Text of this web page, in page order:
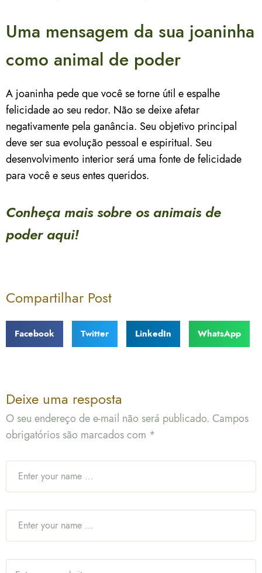
Uma mensagem da sua joaninha
como animal de poder
A joaninha pede que você se torne útil e espalhe
felicidade ao seu redor. Não se deixe afetar
negativamente pela ganância. Seu objetivo principal
deve ser sua evolução pessoal e espiritual. Seu
desenvolvimento interior será uma fonte de felicidade
para você e seus entes queridos.
Conheça mais sobre os animais de
poder aqui!
Compartilhar Post
Facebook Twitter LinkedIn WhatsApp
Deixe uma resposta
O seu endereço de e-mail não será publicado. Campos
obrigatórios são marcados com *